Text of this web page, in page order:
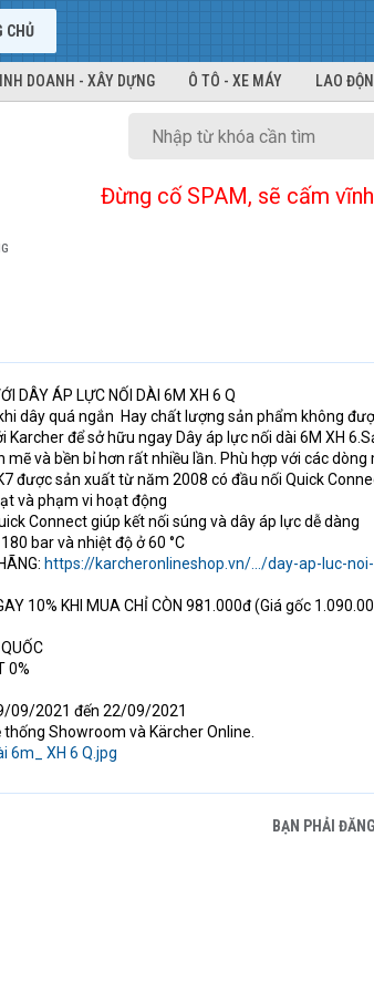
CHỦ
DOANH - XÂY DỰNG Ô TÔ - XE MÁY LAO
Đừng cố SPAM, sẽ cấm
DÂY ÁP LỰC NỐI DÀI 6M XH 6 Q
dây quá ngắn Hay chất lượng sản phẩm không
Karcher để sở hữu ngay Dây áp lực nối dài 6M XH
mẽ và bền bỉ hơn rất nhiều lần. Phù hợp với các
được sản xuất từ năm 2008 có đầu nối Quick
và phạm vi hoạt động
Connect giúp kết nối súng và dây áp lực dễ dàng
bar và nhiệt độ ở 60 °C
https://karcheronlineshop.vn/.../day-ap-luc-noi-
10% KHI MUA CHỈ CÒN 981.000đ (Giá gốc
0%
09/2021 đến 22/09/2021
thống Showroom và Kärcher Online.
BẠN PHẢI